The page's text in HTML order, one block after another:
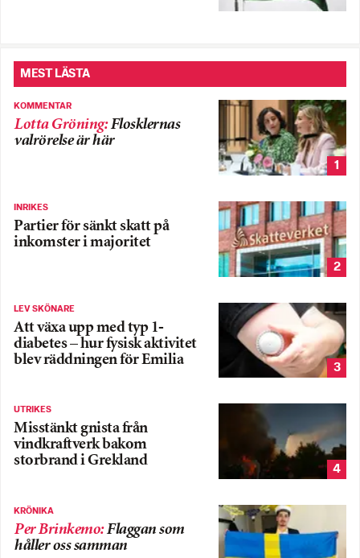
MEST LÄSTA
KOMMENTAR
Lotta Gröning:Flosklernas
valrörelse är här
1
INRIKES
Partier för sänkt skatt på
inkomster i majoritet
2
LEV SKÖNARE
Att växa upp med typ 1-
diabetes – hur fysisk aktivitet
blev räddningen för Emilia
3
UTRIKES
Misstänkt gnista från
vindkraftverk bakom
storbrand i Grekland
4
KRÖNIKA
Per Brinkemo:Flaggan som
håller oss samman